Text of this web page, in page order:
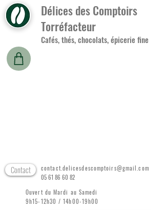
Délices des Comptoirs
Torréfacteur
Cafés, thés, chocolats, épicerie fine
Contact
contact.delicesdescomptoirs@gmail.com
05 61 86 60 82
Ouvert du Mardi au Samedi
9h15-12h30 / 14h00-19h00